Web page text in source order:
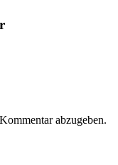
abzugeben.